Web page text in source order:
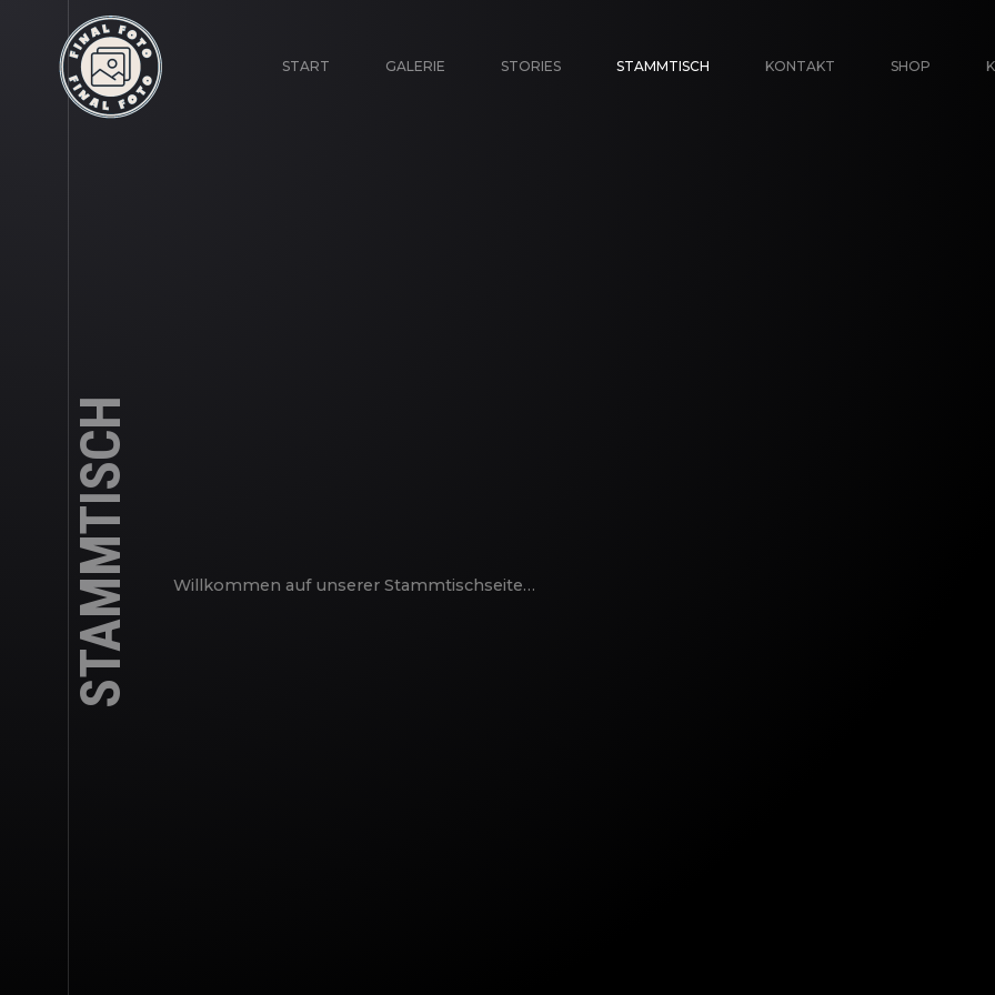
START GALERIE STORIES STAMMTISCH KONTAKT SHOP
STAMMTISCH Willkommen auf unserer Stammtischseite…